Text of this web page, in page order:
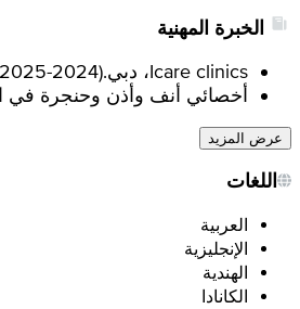
الخبرة المهنية
Icare clinics، دبي. (
2024-2025
أخصائي أنف وأذن وحنجرة في
عرض المزيد
اللغات
العربية
الإنجليزية
الهندية
الكانادا